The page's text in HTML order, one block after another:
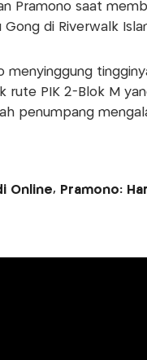
Pramono saat
Gong di Riverwalk
menyinggung
rute PIK 2-Blok M
penumpang
Online, Pramono: